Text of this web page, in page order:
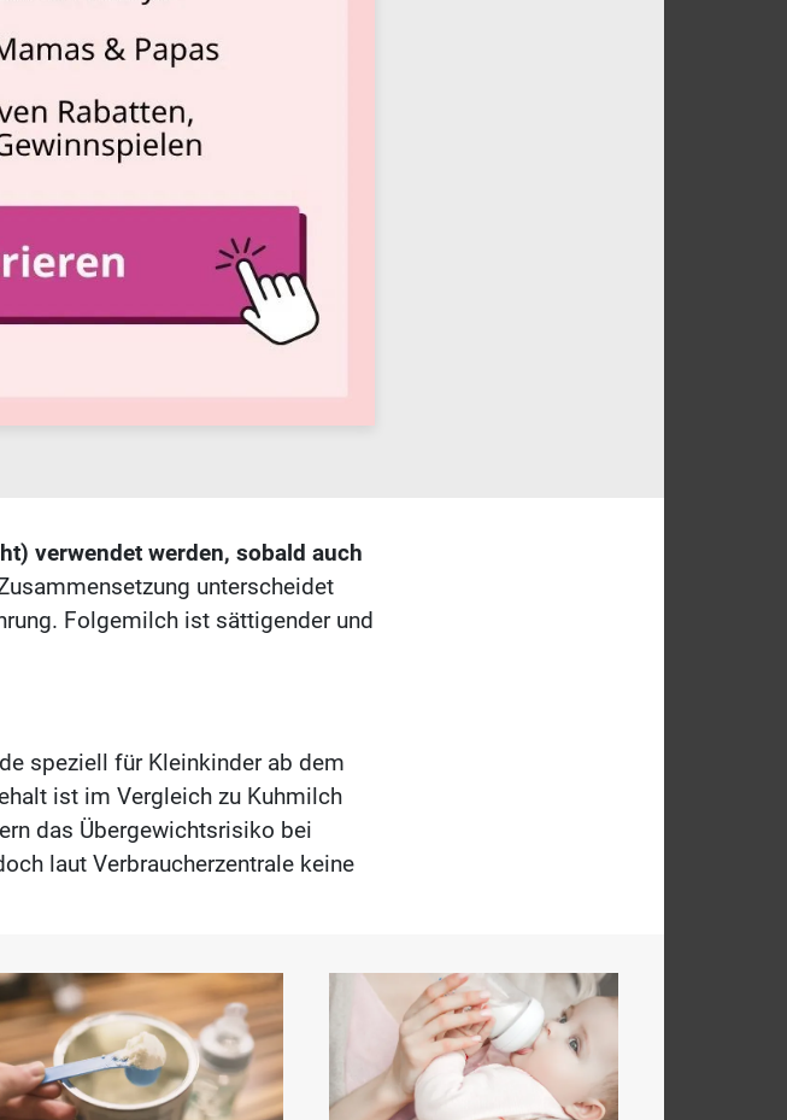
verwendet werden, sobald auch
unterscheidet
Folgemilch ist sättigender und
speziell für Kleinkinder ab dem
ist im Vergleich zu Kuhmilch
das Übergewichtsrisiko bei
laut Verbraucherzentrale keine